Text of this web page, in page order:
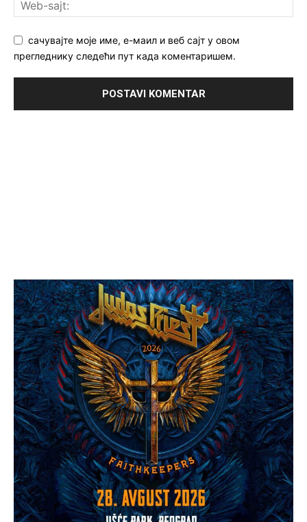
сачувајте моје име, е-маил и веб сајт у овом
прегледнику следећи пут када коментаришем.